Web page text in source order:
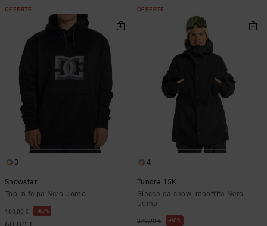
OFFERTE OFFERTE
3
Snowstar
Top in felpa Nero Uomo
100,00 € 40%
4
Tundra 15K
Giacca da snow imbottita Nero
Uomo
270,00 € 40%